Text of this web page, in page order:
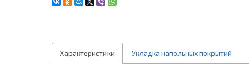
Характеристики Укладка напольных покрытий